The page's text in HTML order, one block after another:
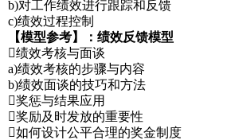
b)对工作绩效进行跟踪和反馈
c)绩效过程控制
【模型参考】：绩效反馈模型
绩效考核与面谈
a)绩效考核的步骤与内容
b)绩效面谈的技巧和方法
奖惩与结果应用
奖励及时发放的重要性
如何设计公平合理的奖金制度